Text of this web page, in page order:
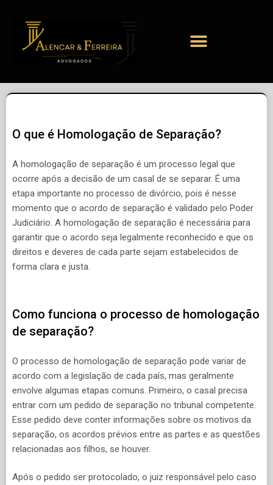
O que é Homologação de Separação?
A homologação de separação é um processo legal que
ocorre após a decisão de um casal de se separar. É uma
etapa importante no processo de divórcio, pois é nesse
momento que o acordo de separação é validado pelo Poder
Judiciário. A homologação de separação é necessária para
garantir que o acordo seja legalmente reconhecido e que os
direitos e deveres de cada parte sejam estabelecidos de
forma clara e justa.
Como funciona o processo de homologação
de separação?
O processo de homologação de separação pode variar de
acordo com a legislação de cada país, mas geralmente
envolve algumas etapas comuns. Primeiro, o casal precisa
entrar com um pedido de separação no tribunal competente.
Esse pedido deve conter informações sobre os motivos da
separação, os acordos prévios entre as partes e as questões
relacionadas aos filhos, se houver.
Após o pedido ser protocolado, o juiz responsável pelo caso